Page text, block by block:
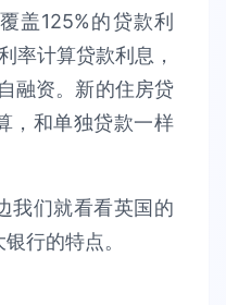
盖125%的贷款利
率计算贷款利息，
融资。新的住房贷
，和单独贷款一样
我们就看看英国的
行的特点。